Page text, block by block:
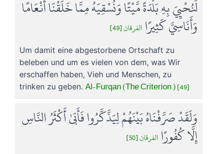
لِّنُحْيِيَ بِهِ بَلْدَةً مَّيْتًا وَنُسْقِيَهُ مِمَّا خَلَقْنَا أَنْعَامًا
وَأَنَاسِيَّ كَثِيرًا الفرقان [49]
Um damit eine abgestorbene Ortschaft zu
beleben und um es vielen von dem, was Wir
erschaffen haben, Vieh und Menschen, zu
trinken zu geben. Al-Furqan (The Criterion ) [49]
وَلَقَدْ صَرَّفْنَاهُ بَيْنَهُمْ لِيَذَّكَّرُوا فَأَبَىٰ أَكْثَرُ النَّاسِ
إِلَّا كُفُورًا الفرقان [50]